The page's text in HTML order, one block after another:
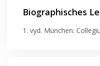
Biographisches
1. vyd. München: